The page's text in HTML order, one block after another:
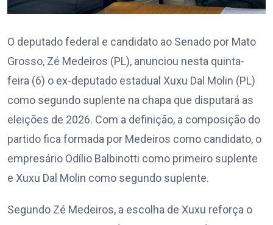
O deputado federal e candidato ao Senado por Mato
Grosso, Zé Medeiros (PL), anunciou nesta quinta-
feira (6) o ex-deputado estadual Xuxu Dal Molin (PL)
como segundo suplente na chapa que disputará as
eleições de 2026. Com a definição, a composição do
partido fica formada por Medeiros como candidato, o
empresário Odílio Balbinotti como primeiro suplente
e Xuxu Dal Molin como segundo suplente.
Segundo Zé Medeiros, a escolha de Xuxu reforça o